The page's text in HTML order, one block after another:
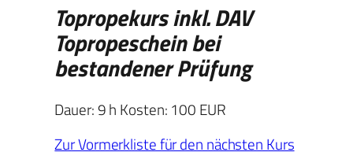
Topropekurs inkl. DAV
Topropeschein bei
bestandener Prüfung
Dauer: 9 h Kosten: 100 EUR
Zur Vormerkliste für den nächsten Kurs